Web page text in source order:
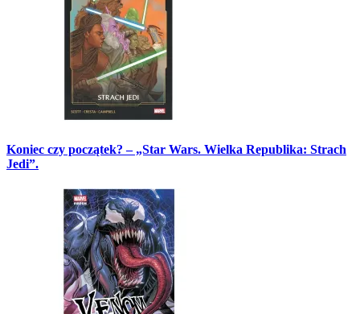
Koniec czy początek? – „Star Wars. Wielka Republika: Strach
Jedi”.